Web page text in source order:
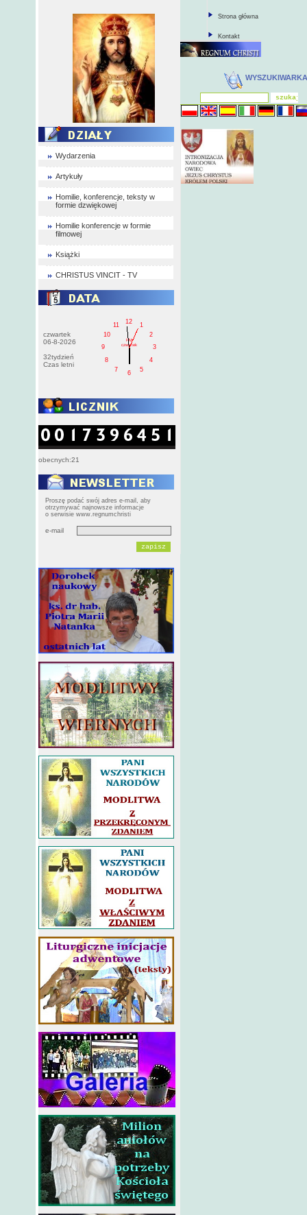
Wydarzenia
Artykuły
Homilie, konferencje, teksty w
formie dzwiękowej
Homilie konferencje w formie
filmowej
Książki
CHRISTUS VINCIT - TV
czwartek
06-8-2026
32tydzień
Czas letni
1
2
3
4
5
6
7
8
9
10
11
12
PM
czwartek
obecnych:21
Proszę podać swój adres e-mail, aby
otrzymywać najnowsze informacje
o serwisie www.regnumchristi
e-mail
Strona główna
Kontakt
WYSZUKIWARKA